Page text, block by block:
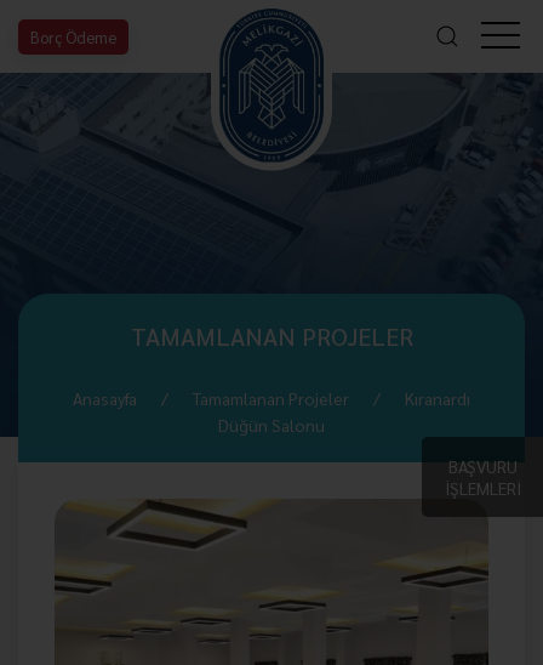
Borç Ödeme
BAŞVURU
İŞLEMLERİ
TAMAMLANAN PROJELER
Anasayfa Tamamlanan Projeler
Kıranardı
Düğün Salonu